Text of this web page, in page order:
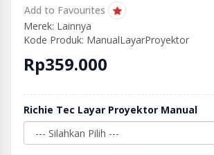
Add to Favourites
Merek: Lainnya
Kode Produk: ManualLayarProyektor
Rp359.000
Richie Tec Layar Proyektor Manual